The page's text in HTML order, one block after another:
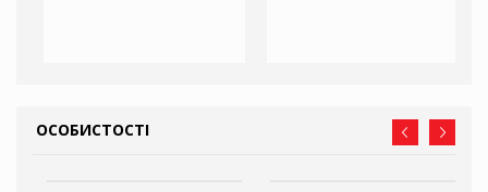
ОСОБИСТОСТІ